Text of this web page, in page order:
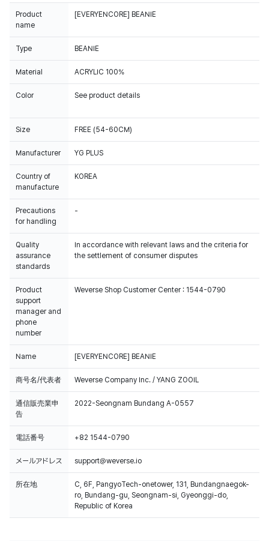
Product
name
[EVERYENCORE] BEANIE
Type BEANIE
Material ACRYLIC 100%
Color See product details
Size FREE (54-60CM)
Manufacturer YG PLUS
Country of
manufacture
KOREA
Precautions
for handling
-
Quality
assurance
standards
In accordance with relevant laws and the criteria for
the settlement of consumer disputes
Product
support
manager and
phone
number
Weverse Shop Customer Center : 1544-0790
Name [EVERYENCORE] BEANIE
商号名/代表者 Weverse Company Inc. / YANG ZOOIL
通信販売業申
告
2022-Seongnam Bundang A-0557
電話番号 +82 1544-0790
メールアドレス support@weverse.io
所在地
C, 6F, PangyoTech-onetower, 131, Bundangnaegok-
ro, Bundang-gu, Seongnam-si, Gyeonggi-do,
Republic of Korea